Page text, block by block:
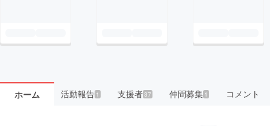
ホーム 活動報告1 支援者37 仲間募集 1 コメント